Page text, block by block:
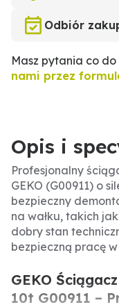
Odbiór
Masz pytania co
nami przez
Opis i
Profesjonalny
GEKO (G00911) o
bezpieczny
na wałku, takich
dobry stan
bezpieczną pracę
GEKO
10t G00911 –